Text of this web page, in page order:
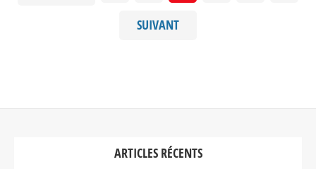
SUIVANT
ARTICLES RÉCENTS